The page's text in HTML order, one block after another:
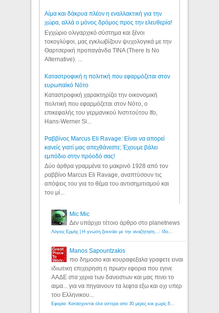
Αίμα και δάκρυα πλέον η εναλλακτική για την
χώρα, αλλά ο μόνος δρόμος προς την ελευθερία!
Εγχώριο ολιγαρχικό σύστημα και ξένοι
τοκογλύφοι, μας εγκλωβίζουν ψυχολογικά με την
Θαρτσερική προπαγάνδα TINA (There Is No
Alternative). ...
Καταστροφική η πολιτική που εφαρμόζεται στον
ευρωπαϊκό Νότο
Καταστροφική χαρακτηρίζει την οικονομική
πολιτική που εφαρμόζεται στον Νότο, ο
επικεφαλής του γερμανικού Ινστιτούτου Ifo,
Hans-Werner Si...
Ραββίνος Marcus Eli Ravage: Είναι να απορεί
κανείς γιατί μας απεχθάνεστε; Έχουμε βάλει
εμπόδιο στην πρόοδό σας!
Δύο άρθρα γραμμένα το μακρινό 1928 από τον
ραββίνο Marcus Eli Ravage, αναπτύσουν τις
απόψεις του για το θέμα του αντισημιτισμού και
του μί...
Mic Mic
Δεν υπάρχει τέτοιο άρθρο στο planetnews
Manos Sapountzakis
πιο δημοσιο και κουραφεξαλα γραφετε ειναι
ιδιωτικη επιχειρηση η πρωην εφορια που εγινε
ΑΑΔΕ στα χερια των δανειστων και μας πινει το
αιμα... για να πηγαινουν τα λεφτα εξω και οχι υπερ
του Ελληνικου...